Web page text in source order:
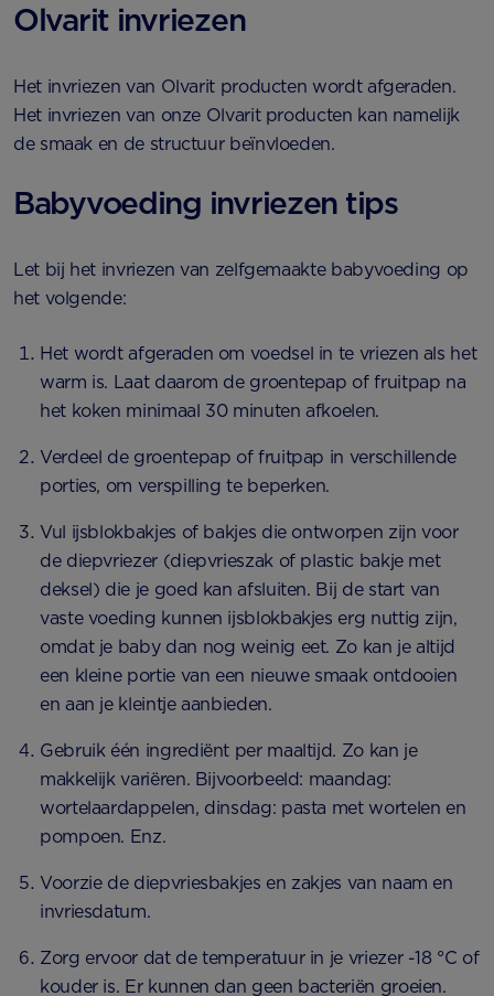
Olvarit invriezen
Het invriezen van Olvarit producten wordt afgeraden.
Het invriezen van onze Olvarit producten kan namelijk
de smaak en de structuur beïnvloeden.
Babyvoeding invriezen tips
Let bij het invriezen van zelfgemaakte babyvoeding op
het volgende:
Het wordt afgeraden om voedsel in te vriezen als het
warm is. Laat daarom de groentepap of fruitpap na
het koken minimaal 30 minuten afkoelen.
Verdeel de groentepap of fruitpap in verschillende
porties, om verspilling te beperken.
Vul ijsblokbakjes of bakjes die ontworpen zijn voor
de diepvriezer (diepvrieszak of plastic bakje met
deksel) die je goed kan afsluiten. Bij de start van
vaste voeding kunnen ijsblokbakjes erg nuttig zijn,
omdat je baby dan nog weinig eet. Zo kan je altijd
een kleine portie van een nieuwe smaak ontdooien
en aan je kleintje aanbieden.
Gebruik één ingrediënt per maaltijd. Zo kan je
makkelijk variëren. Bijvoorbeeld: maandag:
wortelaardappelen, dinsdag: pasta met wortelen en
pompoen. Enz.
Voorzie de diepvriesbakjes en zakjes van naam en
invriesdatum.
Zorg ervoor dat de temperatuur in je vriezer -18 °C of
kouder is. Er kunnen dan geen bacteriën groeien.